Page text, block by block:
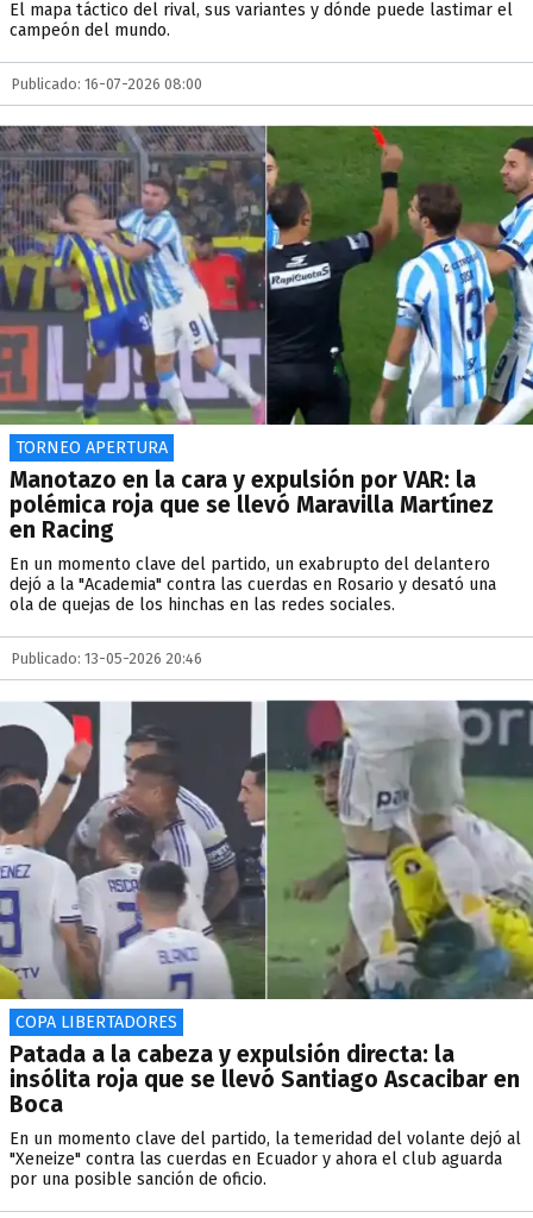
El mapa táctico del rival, sus variantes y dónde puede lastimar el
campeón del mundo.
Publicado: 16-07-2026 08:00
TORNEO APERTURA
Manotazo en la cara y expulsión por VAR: la
polémica roja que se llevó Maravilla Martínez
en Racing
En un momento clave del partido, un exabrupto del delantero
dejó a la "Academia" contra las cuerdas en Rosario y desató una
ola de quejas de los hinchas en las redes sociales.
Publicado: 13-05-2026 20:46
COPA LIBERTADORES
Patada a la cabeza y expulsión directa: la
insólita roja que se llevó Santiago Ascacibar en
Boca
En un momento clave del partido, la temeridad del volante dejó al
"Xeneize" contra las cuerdas en Ecuador y ahora el club aguarda
por una posible sanción de oficio.